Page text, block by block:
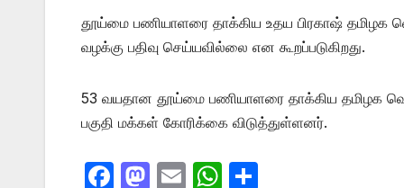
தூய்மை பணியாளரை தாக்கிய உதய பிரகாஷ் தமிழக
வழக்கு பதிவு செய்யவில்லை என கூறப்படுகிறது.
53 வயதான தூய்மை பணியாளரை தாக்கிய தமிழக
பகுதி மக்கள் கோரிக்கை விடுத்துள்ளனர்.
F
M E
W